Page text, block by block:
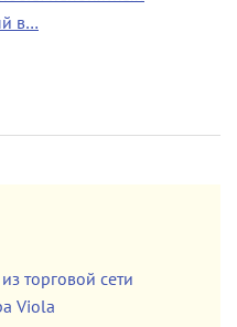
в…
торговой сети
Viola